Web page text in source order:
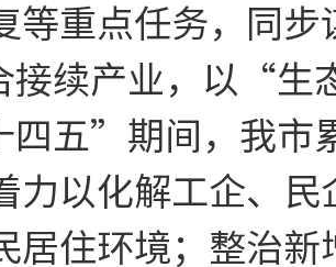
等重点任务，同步
接续产业，以“生
四五”期间，我市
力以化解工企、
居住环境；整治